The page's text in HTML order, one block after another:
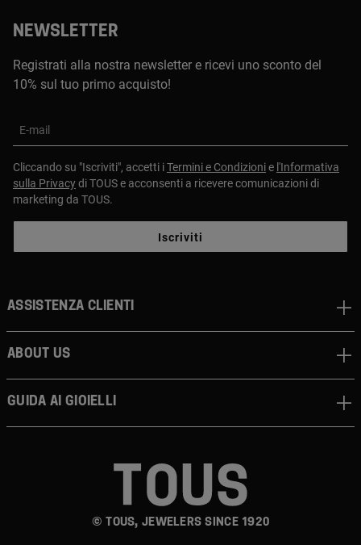
NEWSLETTER
Registrati alla nostra newsletter e ricevi uno sconto del
10% sul tuo primo acquisto!
E-mail
Cliccando su "Iscriviti", accetti iTermini e Condizionie l'Informativa
sulla Privacydi TOUS e acconsenti a ricevere comunicazioni di
marketing da TOUS.
Iscriviti
© TOUS, JEWELERS SINCE 1920
Assistenza clienti
About us
Guida ai gioielli